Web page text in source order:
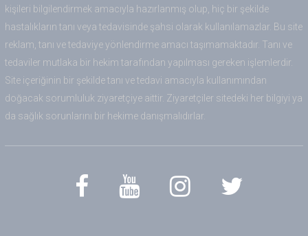
kişileri bilgilendirmek amacıyla hazırlanmış olup, hiç bir şekilde
hastalıkların tanı veya tedavisinde şahsi olarak kullanılamazlar. Bu site
reklam, tanı ve tedaviye yönlendirme amacı taşımamaktadır. Tanı ve
tedaviler mutlaka bir hekim tarafından yapılması gereken işlemlerdir.
Site içeriğinin bir şekilde tanı ve tedavi amacıyla kullanımından
doğacak sorumluluk ziyaretçiye aittir. Ziyaretçiler sitedeki her bilgiyi ya
da sağlık sorunlarını bir hekime danışmalıdırlar.